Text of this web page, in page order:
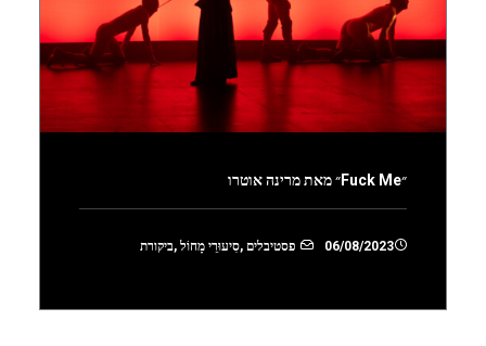
״Fuck Me״ מאת מרינה אוטרו
06/08/2023 פסטיבלים ,סִיעוּרֵי מָחוֹל ,ביקורת